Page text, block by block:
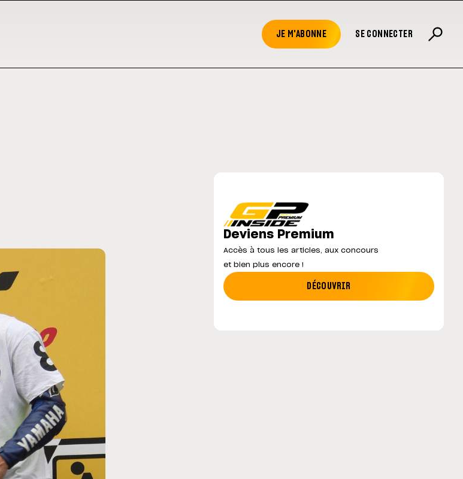
JE M'ABONNE SE CONNECTER
MOTO GP
Zarco évite l'opération et vise un retour en
MotoGP : les cinq constructeurs signent un
Deviens Premium
Accès à tous les articles, aux concours
et bien plus encore !
DÉCOUVRIR